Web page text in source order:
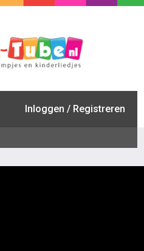
Inloggen / Registreren